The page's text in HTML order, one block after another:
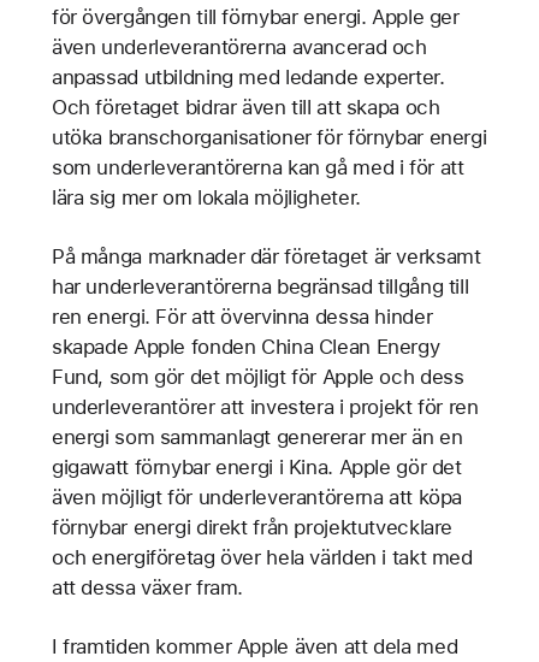
för övergången till förnybar energi. Apple ger
även underleverantörerna avancerad och
anpassad utbildning med ledande experter.
Och företaget bidrar även till att skapa och
utöka branschorganisationer för förnybar energi
som underleverantörerna kan gå med i för att
lära sig mer om lokala möjligheter.
På många marknader där företaget är verksamt
har underleverantörerna begränsad tillgång till
ren energi. För att övervinna dessa hinder
skapade Apple fonden China Clean Energy
Fund, som gör det möjligt för Apple och dess
underleverantörer att investera i projekt för ren
energi som sammanlagt genererar mer än en
gigawatt förnybar energi i Kina. Apple gör det
även möjligt för underleverantörerna att köpa
förnybar energi direkt från projektutvecklare
och energiföretag över hela världen i takt med
att dessa växer fram.
I framtiden kommer Apple även att dela med